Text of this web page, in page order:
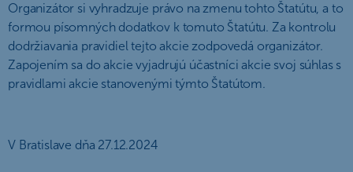
Organizátor si vyhradzuje právo na zmenu tohto Štatútu, a to
formou písomných dodatkov k tomuto Štatútu. Za kontrolu
dodržiavania pravidiel tejto akcie zodpovedá organizátor.
Zapojením sa do akcie vyjadrujú účastníci akcie svoj súhlas s
pravidlami akcie stanovenými týmto Štatútom.
V Bratislave dňa 27.12.2024